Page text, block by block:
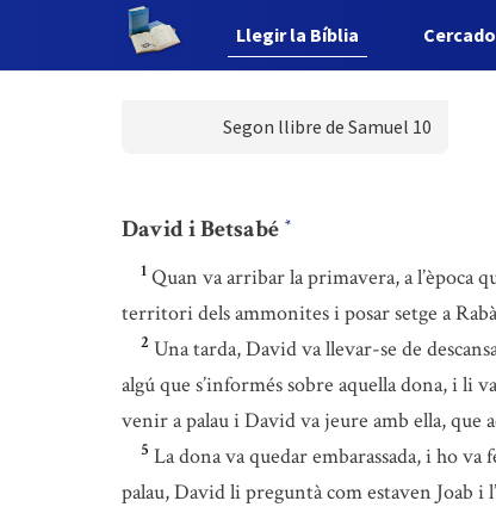
Llegir la Bíblia
Segon llibre de Samuel 10
David i Betsabé *
1 Quan va arribar la primavera, a l’època
territori dels ammonites i posar setge a
2 Una tarda, David va llevar-se de
algú que s’informés sobre aquella dona, i li
venir a palau i David va jeure amb ella, que
5 La dona va quedar embarassada, i ho va
palau, David li preguntà com estaven Joab i